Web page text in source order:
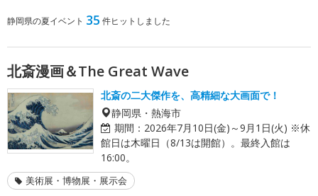
静岡県の夏イベント 35 件ヒットしました
北斎漫画＆The Great Wave
北斎の二大傑作を、高精細な大画面で！
静岡県・熱海市
期間： 2026年7月10日(金)～9月1日(火) ※休
館日は木曜日（8/13は開館）。最終入館は
16:00。
美術展・博物展・展示会